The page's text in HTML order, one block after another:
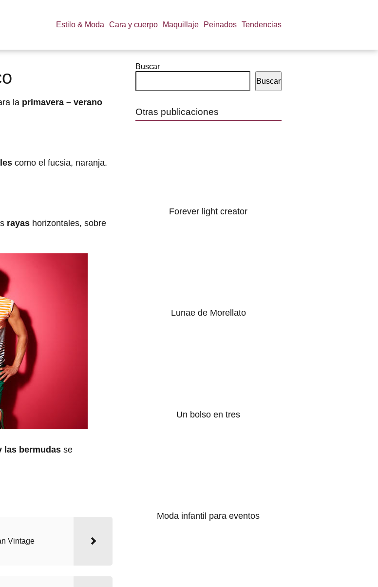
Estilo & Moda Cara y cuerpo Maquillaje Peinados Tendencias
la primavera – verano
como el fucsia, naranja.
rayas horizontales, sobre
las bermudas se
Vintage
Buscar
Buscar
Otras publicaciones
Forever light creator
Lunae de Morellato
Un bolso en tres
Moda infantil para eventos